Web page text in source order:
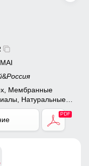
&Россия
Мембранные
Натуральные
Полиэстер,
Тефлон,
материалы